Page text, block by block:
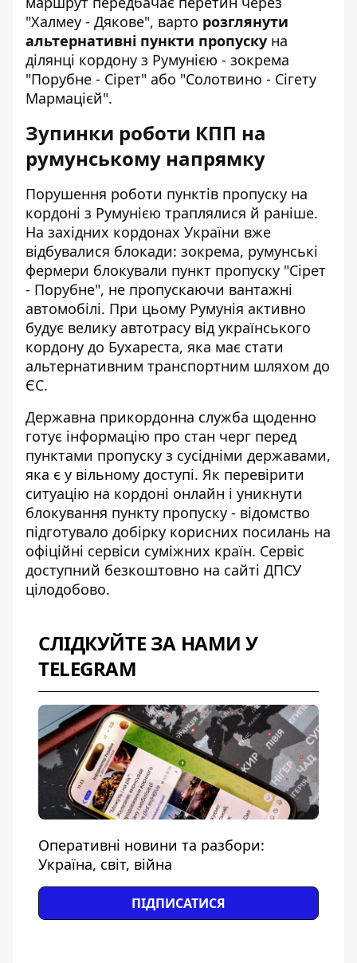
"Халмеу - Дякове", варто розглянути
альтернативні пункти пропуску на
ділянці кордону з Румунією - зокрема
"Порубне - Сірет" або "Солотвино - Сігету
Мармацієй".
Зупинки роботи КПП на
румунському напрямку
Порушення роботи пунктів пропуску на
кордоні з Румунією траплялися й раніше.
На західних кордонах України вже
відбувалися блокади: зокрема, румунські
фермери блокували пункт пропуску "Сірет
- Порубне", не пропускаючи вантажні
автомобілі. При цьому Румунія активно
будує велику автотрасу від українського
кордону до Бухареста, яка має стати
альтернативним транспортним шляхом до
ЄС.
Державна прикордонна служба щоденно
готує інформацію про стан черг перед
пунктами пропуску з сусідніми державами,
яка є у вільному доступі. Як перевірити
ситуацію на кордоні онлайн і уникнути
блокування пункту пропуску - відомство
підготувало добірку корисних посилань на
офіційні сервіси суміжних країн. Сервіс
доступний безкоштовно на сайті ДПСУ
цілодобово.
СЛІДКУЙТЕ ЗА НАМИ У
TELEGRAM
Оперативні новини та разбори:
Україна, світ, війна
ПІДПИСАТИСЯ